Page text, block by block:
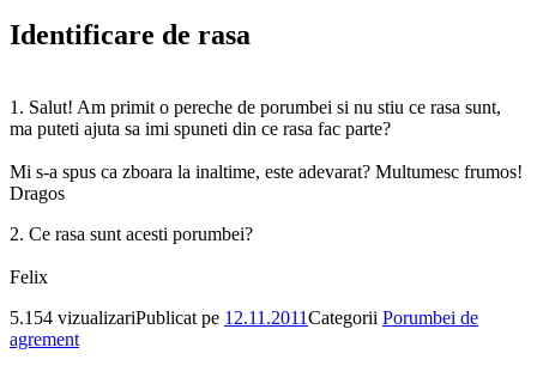
Identificare de rasa
1. Salut! Am primit o pereche de porumbei si nu stiu ce rasa sunt,
ma puteti ajuta sa imi spuneti din ce rasa fac parte?
Mi s-a spus ca zboara la inaltime, este adevarat? Multumesc frumos!
Dragos
2. Ce rasa sunt acesti porumbei?
Felix
5.154 vizualizariPublicat pe 12.11.2011Categorii Porumbei de
agrement